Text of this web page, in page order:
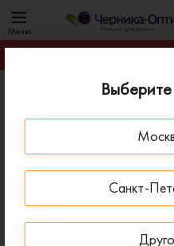
Санкт-
Меню
Гарантируем лучшую
Оправы для
Оправа BANISS
ПОД ЗАКАЗ